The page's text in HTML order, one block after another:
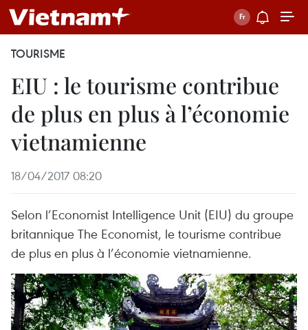
TOURISME
EIU : le tourisme contribue
de plus en plus à l’économie
vietnamienne
18/04/2017 08:20
Selon l’Economist Intelligence Unit (EIU) du groupe
britannique The Economist, le tourisme contribue
de plus en plus à l’économie vietnamienne.